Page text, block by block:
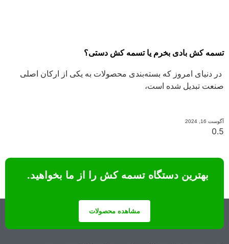
تسمه کش بادی بخرم یا تسمه کش دستی؟
در دنیای امروز که بسته‌بندی محصولات به یکی از ارکان اصلی
صنعت تبدیل شده است،
آگوست 16, 2024
بهترین دستگاه تسمه کش را از ما بخواهید.
مشاهده محصولاتمجموعه تهران صنعت